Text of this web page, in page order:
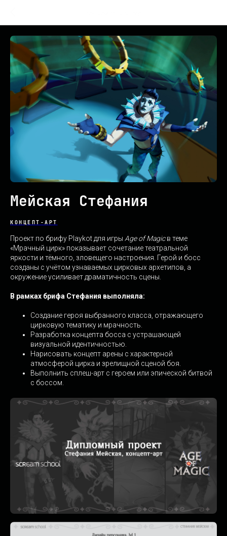
Мейская Стефания
КОНЦЕПТ-АРТ
Проект по брифу Playkot для игры Age of Magicв теме
«Мрачный цирк» показывает сочетание театральной
яркости и тёмного, зловещего настроения. Герой и босс
созданы с учётом узнаваемых цирковых архетипов, а
окружение усиливает драматичность сцены.
В рамках брифа Стефания выполняла:
Создание героя выбранного класса, отражающего
цирковую тематику и мрачность.
Разработка концепта босса с устрашающей
визуальной идентичностью.
Нарисовать концепт арены с характерной
атмосферой цирка и зрелищной сценой боя.
Выполнить сплеш-арт с героем или эпической битвой
с боссом.